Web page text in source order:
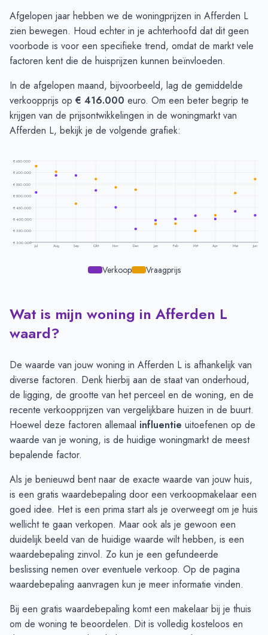
Verkoopprijs in euro's
€ 3.912
Afgelopen jaar hebben we de woningprijzen in Afferden L
zien bewegen. Houd echter in je achterhoofd dat dit geen
voorbode is voor een specifieke trend, omdat de markt vele
factoren kent die de huisprijzen kunnen beïnvloeden.
In de afgelopen maand, bijvoorbeeld, lag de gemiddelde
verkoopprijs op € 416.000 euro. Om een beter begrip te
krijgen van de prijsontwikkelingen in de woningmarkt van
Afferden L, bekijk je de volgende grafiek:
€ 650.000
€ 600.000
€ 550.000
€ 500.000
€ 450.000
€ 400.000
€ 350.000
€ 300.000
Jul Aug Sep Okt Nov Dec Jan Feb Mrt Apr Mei Jun
Verkoop Vraagprijs
Prijsontwikkeling per maand -Afferden L
Maand
Vraagprijs
Verkoopprijs
Juli
€ 587.713
September € 466.000
€ 587.630
Oktober
€ 571.375
€ 522.525
November
€ 536.000
€ 449.402
December
€ 526.000
€ 357.333
Januari
€ 379.222
€ 395.000
Februari
€ 379.857
April
€ 416.400 € 399.604
Mei
€ 511.909
€ 432.357
Juni
€ 571.000 € 416.000
Wat is mijn woning in Afferden L
waard?
De waarde van jouw woning in Afferden L is afhankelijk van
diverse factoren. Denk hierbij aan de staat van onderhoud,
de ligging, de grootte van het perceel en de woning, en de
recente verkoopprijzen van vergelijkbare huizen in de buurt.
Hoewel deze factoren allemaal influentie uitoefenen op de
waarde van je woning, is de huidige woningmarkt de meest
bepalende factor.
Als je benieuwd bent naar de exacte waarde van jouw huis,
is een gratis waardebepaling door een verkoopmakelaar een
goed idee. Het is een prima start als je overweegt om je huis
wellicht te gaan verkopen. Maar ook als je gewoon een
duidelijk beeld van de huidige waarde wilt hebben, is een
waardebepaling zinvol. Zo kun je een gefundeerde
beslissing nemen over eventuele verkoop. Op de pagina
waardebepaling aanvragen kun je meer informatie vinden.
Bij een gratis waardebepaling komt een makelaar bij je thuis
om de woning te beoordelen. Dit is volledig kosteloos en